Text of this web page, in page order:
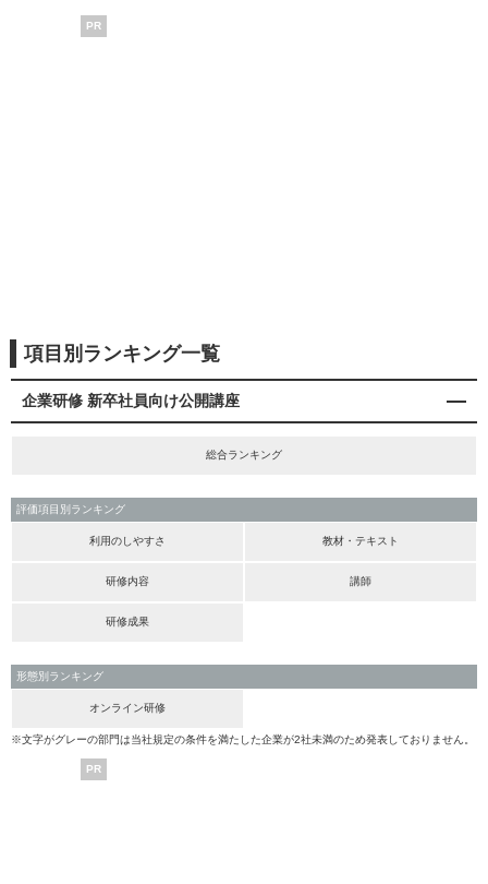
PR
項目別ランキング一覧
企業研修 新卒社員向け公開講座
総合ランキング
評価項目別ランキング
利用のしやすさ 教材・テキスト
研修内容 講師
研修成果
形態別ランキング
オンライン研修
※文字がグレーの部門は当社規定の条件を満たした企業が2社未満のため発表しておりません。
PR